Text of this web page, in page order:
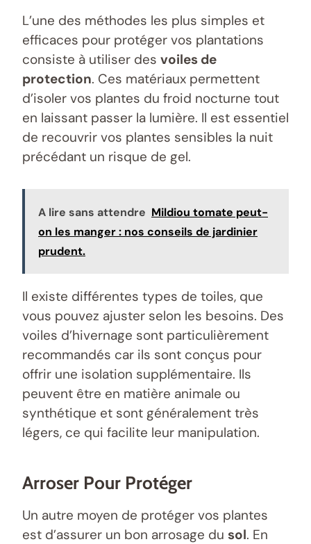
L’une des méthodes les plus simples et
efficaces pour protéger vos plantations
consiste à utiliser des voiles de
protection. Ces matériaux permettent
d’isoler vos plantes du froid nocturne tout
en laissant passer la lumière. Il est essentiel
de recouvrir vos plantes sensibles la nuit
précédant un risque de gel.
A lire sans attendre Mildiou tomate peut-
on les manger : nos conseils de jardinier
prudent.
Il existe différentes types de toiles, que
vous pouvez ajuster selon les besoins. Des
voiles d’hivernage sont particulièrement
recommandés car ils sont conçus pour
offrir une isolation supplémentaire. Ils
peuvent être en matière animale ou
synthétique et sont généralement très
légers, ce qui facilite leur manipulation.
Arroser Pour Protéger
Un autre moyen de protéger vos plantes
est d’assurer un bon arrosage du sol. En